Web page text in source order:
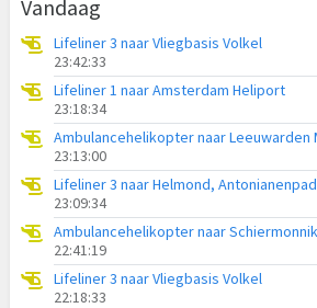
Vandaag
Lifeliner 3 naar Vliegbasis Volkel
23:42:33
Lifeliner 1 naar Amsterdam Heliport
23:18:34
23:13:00
Lifeliner 3 naar Helmond, Antonianenpad
23:09:34
22:41:19
Lifeliner 3 naar Vliegbasis Volkel
22:18:33